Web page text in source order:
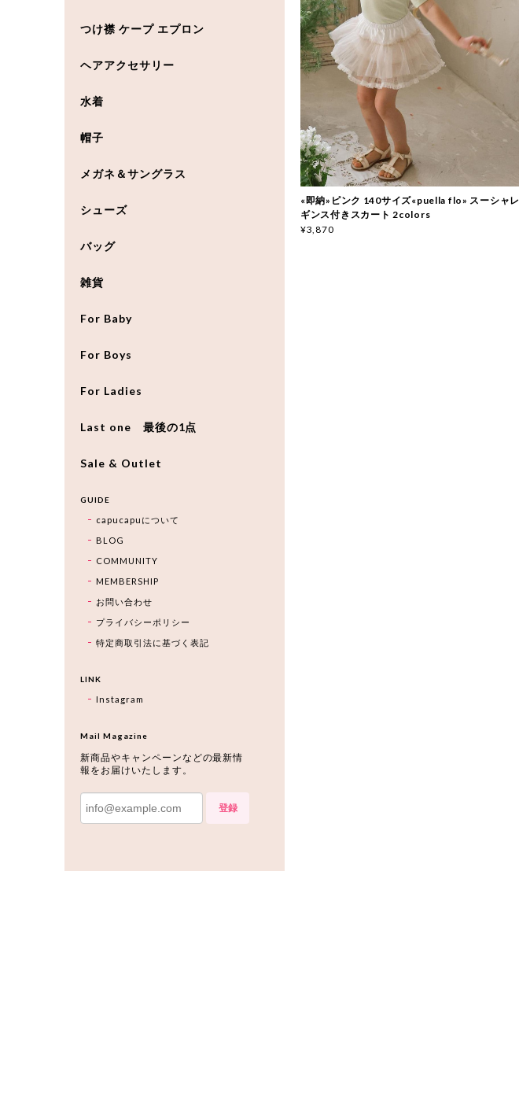
«即納»ピンク 140サイズ«puella flo» スーシャレ
ギンス付きスカート 2colors
¥3,870
つけ襟 ケープ エプロン
ヘアアクセサリー
水着
帽子
メガネ＆サングラス
シューズ
バッグ
雑貨
For Baby
For Boys
For Ladies
Last one 最後の1点
Sale & Outlet
GUIDE
capucapuについて
BLOG
COMMUNITY
MEMBERSHIP
お問い合わせ
プライバシーポリシー
特定商取引法に基づく表記
LINK
Instagram
Mail Magazine
新商品やキャンペーンなどの最新情
報をお届けいたします。
登録